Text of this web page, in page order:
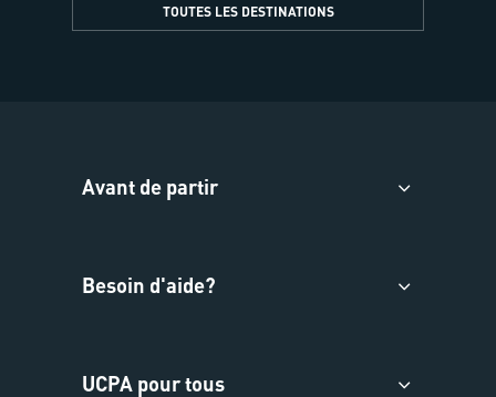
TOUTES LES DESTINATIONS
Avant de partir
Besoin d'aide?
UCPA pour tous